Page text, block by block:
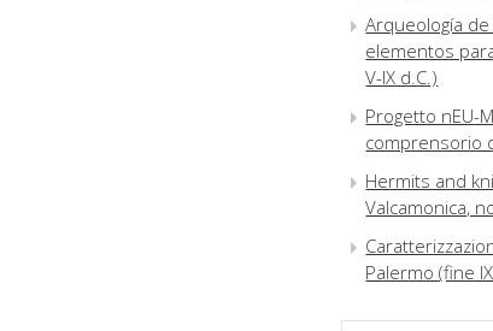
Arqueología
elementos
V-IX d.C.)
Progetto nEU-
comprensorio
Hermits and
Valcamonica,
Palermo (fine